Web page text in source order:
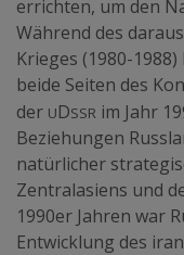
errichten, um den
Während des
Krieges (1980-
beide Seiten des
der UDSSR im Jahr
Beziehungen
natürlicher
Zentralasiens und
1990er Jahren war
Entwicklung des